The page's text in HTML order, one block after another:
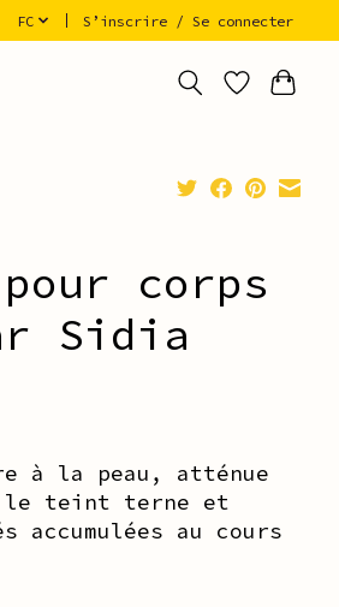
FC S’inscrire / Se connecter
corps
Sidia
à la peau, atténue
teint terne et
accumulées au cours